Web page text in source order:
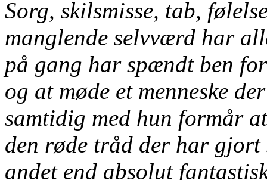
Sorg, skilsmisse, tab,
manglende selvværd har
på gang har spændt ben
og at møde et menneske
samtidig med hun formår
den røde tråd der har
andet end absolut